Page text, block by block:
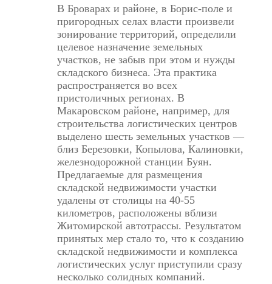
В Броварах и районе, в Борис-поле и
пригородных селах власти произвели
зонирование территорий, определили
целевое назначение земельных
участков, не забыв при этом и нужды
складского бизнеса. Эта практика
распространяется во всех
пристоличных регионах. В
Макаровском районе, например, для
строи­тельства логистических центров
выделено шесть земельных участков —
близ Березовки, Копылова, Калиновки,
железнодорожной станции Буян.
Предлагаемые для размещения
складской недвижимости участки
удалены от столицы на 40-55
километров, расположены вблизи
Житомирской автотрассы. Результатом
принятых мер стало то, что к созданию
складской недвижимости и комплекса
логистических услуг приступили сразу
несколько солидных компаний.